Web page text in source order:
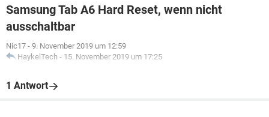
Samsung Tab A6 Hard Reset, wenn nicht
ausschaltbar
Nic17 - 9. November 2019 um 12:59
HaykelTech - 15. November 2019 um 17:25
1 Antwort